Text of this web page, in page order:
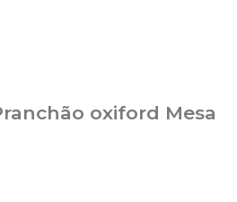
oxiford Mesa